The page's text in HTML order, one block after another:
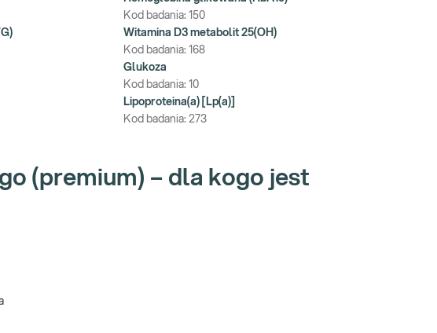
Kod badania: 150
Witamina D3 metabolit 25(OH)
Kod badania: 168
Glukoza
Kod badania: 10
Lipoproteina(a) [Lp(a)]
Kod badania: 273
(premium) – dla kogo jest